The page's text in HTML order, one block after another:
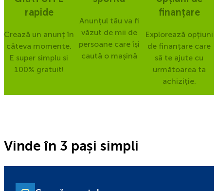
rapide
Crează un anunț în
câteva momente.
E super simplu si
100% gratuit!
Anunțul tău va fi
văzut de mii de
persoane care își
caută o mașină
finanțare
Explorează opțiuni
de finanțare care
să te ajute cu
următoarea ta
achiziție.
Vinde în 3 pași simpli